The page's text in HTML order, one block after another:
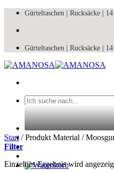
Zum
springen
Gürteltaschen | Rucksäcke |
Gürteltaschen | Rucksäcke |
Suchen
nach:
Start /Produkt Material /
Filter
Einzelnes Ergebnis wird